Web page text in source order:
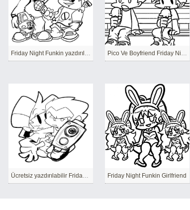
Friday Night Funkin yazdırılabilir Pico Ve Boyfriend Friday Night Funkin
Ücretsiz yazdırılabilir Friday Night Funkin Friday Night Funkin Girlfriend